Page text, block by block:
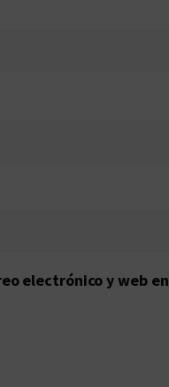
electrónico y web